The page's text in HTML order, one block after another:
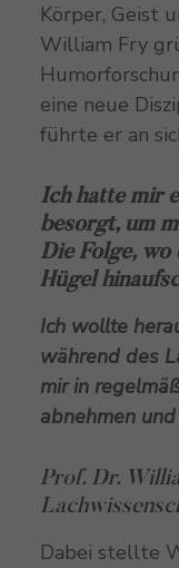
Körper, Geist
William Fry
eine neue
führte er an
Ich hatte mir
besorgt, um
Die Folge, wo
Hügel
Ich wollte
während des
mir in
abnehmen
Prof. Dr.
Dabei stellte